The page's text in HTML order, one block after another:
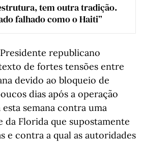
tem outra tradição.
falhado como o Haiti”
republicano
de fortes tensões entre
devido ao bloqueio de
dias após a operação
semana contra uma
da Florida que supostamente
e contra a qual as autoridades